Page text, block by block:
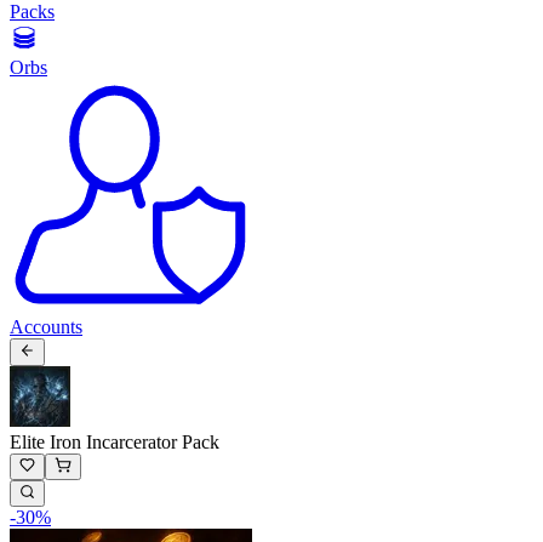
Packs
Orbs
Accounts
Elite Iron Incarcerator Pack
-30%